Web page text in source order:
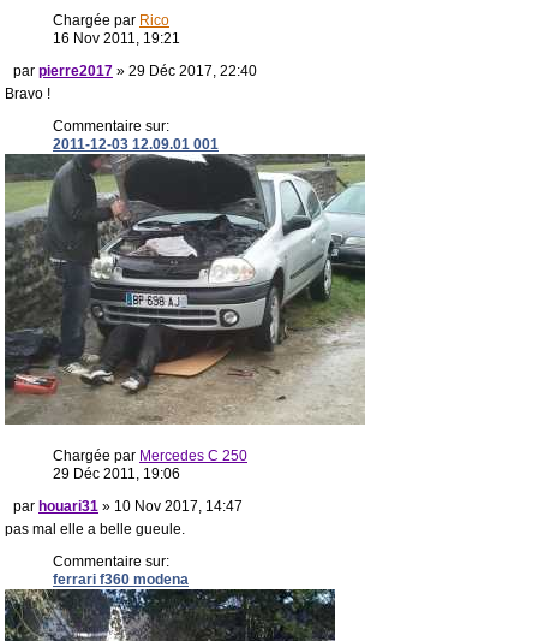
Chargée par Rico
16 Nov 2011, 19:21
par pierre2017 » 29 Déc 2017, 22:40
Bravo !
Commentaire sur:
2011-12-03 12.09.01 001
Chargée par Mercedes C 250
29 Déc 2011, 19:06
par houari31 » 10 Nov 2017, 14:47
pas mal elle a belle gueule.
Commentaire sur:
ferrari f360 modena